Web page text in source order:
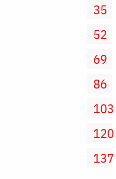
35
52
69
86
103
120
137